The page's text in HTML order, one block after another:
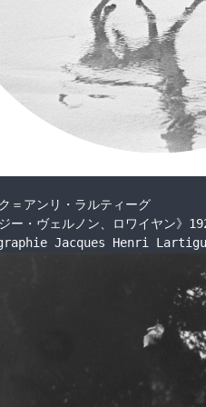
＝アンリ・ラルティーグ
ジー・ヴェルノン、ロワイヤン》